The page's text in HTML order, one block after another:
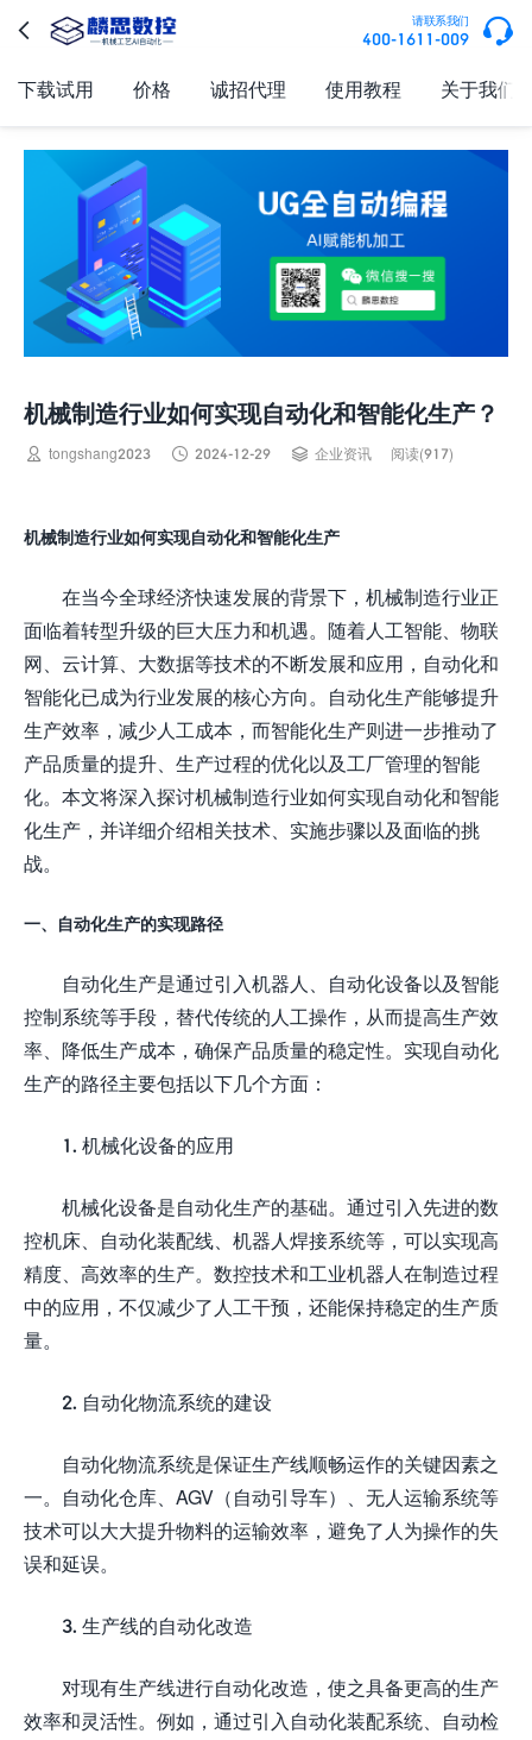
 请联系我们
400-1611-009 
下载试用 价格 诚招代理 使用教程 关于我们
机械制造行业如何实现自动化和智能化生产？
 tongshang2023  2024-12-29  企业资讯 阅读(917)
机械制造行业如何实现自动化和智能化生产
在当今全球经济快速发展的背景下，机械制造行业正
面临着转型升级的巨大压力和机遇。随着人工智能、物联
网、云计算、大数据等技术的不断发展和应用，自动化和
智能化已成为行业发展的核心方向。自动化生产能够提升
生产效率，减少人工成本，而智能化生产则进一步推动了
产品质量的提升、生产过程的优化以及工厂管理的智能
化。本文将深入探讨机械制造行业如何实现自动化和智能
化生产，并详细介绍相关技术、实施步骤以及面临的挑
战。
一、自动化生产的实现路径
自动化生产是通过引入机器人、自动化设备以及智能
控制系统等手段，替代传统的人工操作，从而提高生产效
率、降低生产成本，确保产品质量的稳定性。实现自动化
生产的路径主要包括以下几个方面：
1. 机械化设备的应用
机械化设备是自动化生产的基础。通过引入先进的数
控机床、自动化装配线、机器人焊接系统等，可以实现高
精度、高效率的生产。数控技术和工业机器人在制造过程
中的应用，不仅减少了人工干预，还能保持稳定的生产质
量。
2. 自动化物流系统的建设
自动化物流系统是保证生产线顺畅运作的关键因素之
一。自动化仓库、AGV（自动引导车）、无人运输系统等
技术可以大大提升物料的运输效率，避免了人为操作的失
误和延误。
3. 生产线的自动化改造
对现有生产线进行自动化改造，使之具备更高的生产
效率和灵活性。例如，通过引入自动化装配系统、自动检